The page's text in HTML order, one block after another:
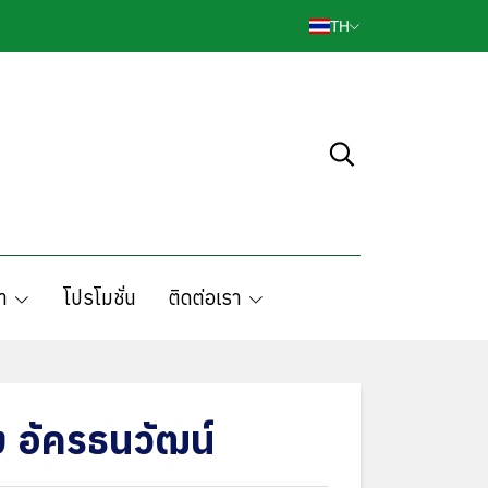
TH
โปรโมชั่น ติดต่อเรา
อัครธนวัฒน์